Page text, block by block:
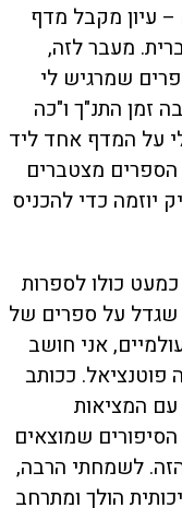
– עיון מקבל מדף
מעבר לזה,
שמרגיש לי
זמן התנ"ך ו"כה
על המדף אחד ליד
הספרים מצטברים
יוזמה כדי להכניס
כולו לספרות
שגדל על ספרים של
אני חושב
פוטנציאל. ככותב
המציאות
שמוצאים
לשמחתי הרבה,
הולך ומתרחב